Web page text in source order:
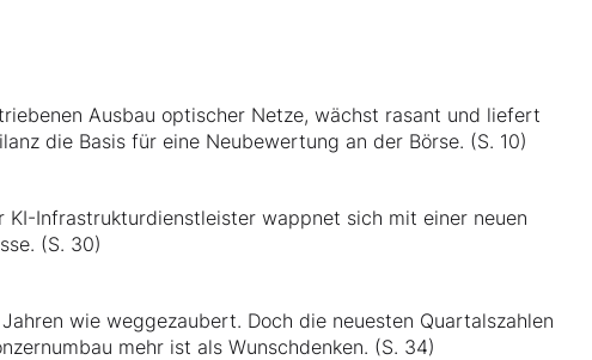
Ausbau optischer Netze, wächst rasant und liefert
die Basis für eine Neubewertung an der Börse. (S. 10)
KI-Infrastrukturdienstleister wappnet sich mit einer neuen
(S. 30)
wie weggezaubert. Doch die neuesten Quartalszahlen
mehr ist als Wunschdenken. (S. 34)